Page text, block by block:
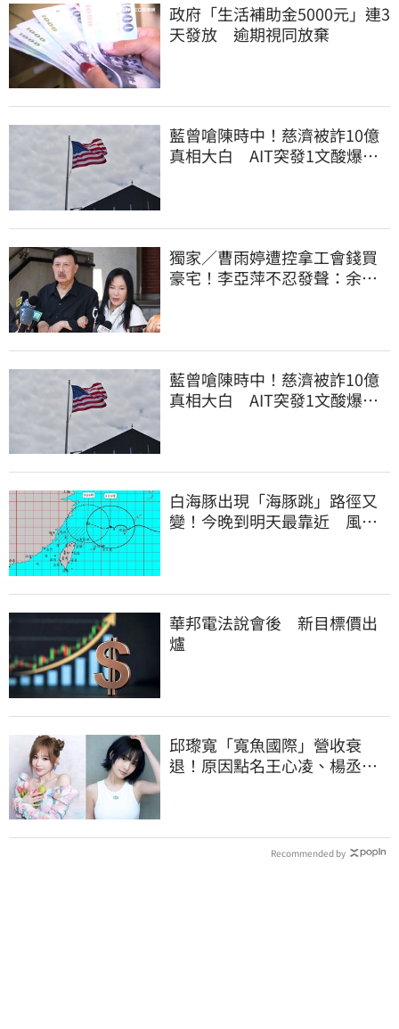
政府「生活補助金5000元」連3
天發放 逾期視同放棄
藍曾嗆陳時中！慈濟被詐10億
真相大白 AIT突發1文酸爆…
獨家／曹雨婷遭控拿工會錢買
豪宅！李亞萍不忍發聲：余天
藍曾嗆陳時中！慈濟被詐10億
真相大白 AIT突發1文酸爆…
白海豚出現「海豚跳」路徑又
變！今晚到明天最靠近 風雨
華邦電法說會後 新目標價出
爐
邱瓈寬「寬魚國際」營收衰
退！原因點名王心凌、楊丞琳
Recommended by